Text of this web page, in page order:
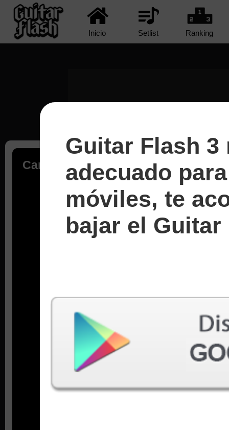
Inicio Setlist Ranking
Cargando...
Guitar Flash 3
adecuado
móviles, te
bajar el